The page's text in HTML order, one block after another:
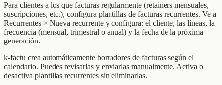
Para clientes a los que facturas regularmente (retainers mensuales,
suscripciones, etc.), configura plantillas de facturas recurrentes. Ve a
Recurrentes > Nueva recurrente y configura: el cliente, las líneas, la
frecuencia (mensual, trimestral o anual) y la fecha de la próxima
generación.
k-factu crea automáticamente borradores de facturas según el
calendario. Puedes revisarlas y enviarlas manualmente. Activa o
desactiva plantillas recurrentes sin eliminarlas.